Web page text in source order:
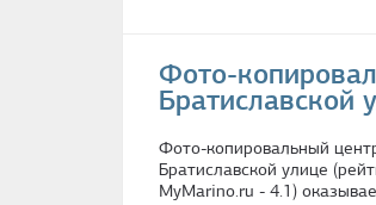
Фото-
Братиславской
Фото-копировальный
Братиславской улице
MyMarino.ru - 4.1)